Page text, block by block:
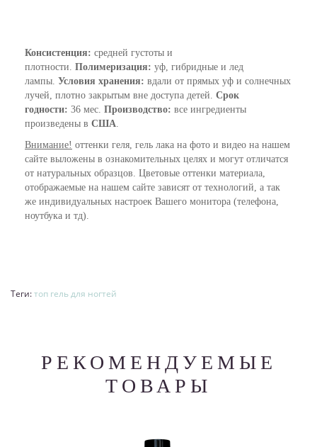
Консистенция: средней густоты и
плотности. Полимеризация: уф, гибридные и лед
лампы. Условия хранения: вдали от прямых уф и солнечных
лучей, плотно закрытым вне доступа детей. Срок
годности: 36 мес. Производство: все ингредиенты
произведены в США
Внимание! оттенки геля, гель лака на фото и видео на нашем
сайте выложены в ознакомительных целях и могут отличатся
от натуральных образцов. Цветовые оттенки материала,
отображаемые на нашем сайте зависят от технологий, а так
же индивидуальных настроек Вашего монитора (телефона,
ноутбука и тд).
Теги:топ гель для ногтей
РЕКОМЕНДУЕМЫЕ
ТОВАРЫ